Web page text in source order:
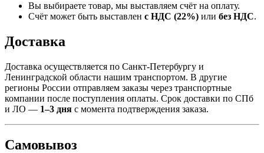
Вы выбираете товар, мы выставляем счёт на оплату.
Счёт может быть выставлен с НДС (22%) или без НДС.
Доставка
Доставка осуществляется по Санкт-Петербургу и
Ленинградской области нашим транспортом. В другие
регионы России отправляем заказы через транспортные
компании после поступления оплаты. Срок доставки по СПб
и ЛО — 1–3 дня с момента подтверждения заказа.
Самовывоз